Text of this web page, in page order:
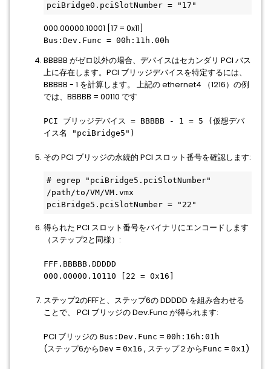
pciBridge0.pciSlotNumber = "17"
000.00000.10001 [17 = 0x11]
Bus:Dev.Func = 00h:11h.00h
BBBBB がゼロ以外の場合、デバイスはセカンダリ PCI バス
上に存在します。PCI ブリッジデバイスを特定するには、
BBBBB - 1 を計算します。 上記の ethernet4 （1216）の例
では、BBBBB = 00110 です
PCI ブリッジデバイス = BBBBB - 1 = 5 (仮想デバ
イス名 "pciBridge5")
その PCI ブリッジの永続的 PCI スロット番号を確認します:
# egrep "pciBridge5.pciSlotNumber"
/path/to/VM/VM.vmx
pciBridge5.pciSlotNumber = "22"
得られた PCI スロット番号をバイナリにエンコードします
（ステップ2と同様）:
FFF.BBBBB.DDDDD
000.00000.10110 [22 = 0x16]
ステップ2のFFFと、ステップ6の DDDDD を組み合わせる
ことで、 PCI ブリッジの Dev.Func が得られます:
PCI ブリッジの Bus:Dev.Func = 00h:16h:01h
(ステップ6からDev = 0x16 , ステップ２から Func = 0x1)